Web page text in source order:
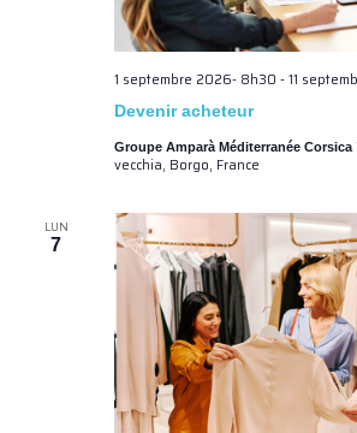
Devenir acheteur
1 septembre 2026- 8h30 -11
Groupe Amparà Méditerranée Corsica
vecchia, Borgo, France
LUN
7